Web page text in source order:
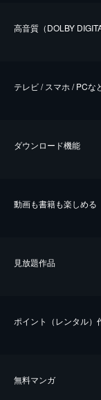
⾼⾳質（DOLBY
テレビ / スマホ / PCな
ダウンロード機能
動画も書籍も楽しめる
⾒放題作品
ポイント（レンタル）
無料マンガ